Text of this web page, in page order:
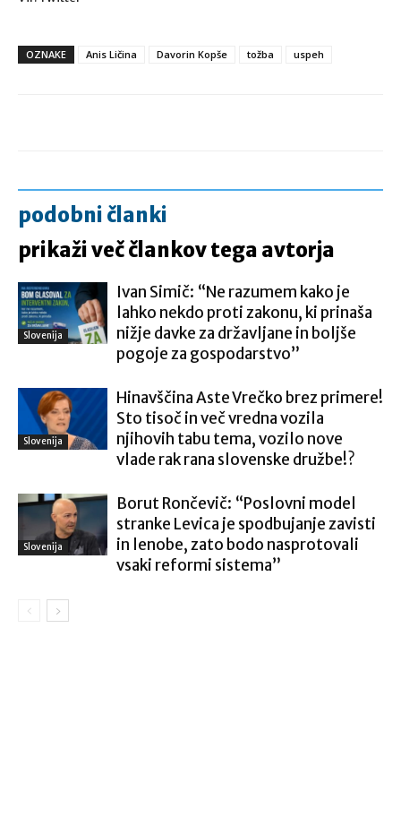
OZNAKE Anis Ličina Davorin Kopše tožba uspeh
podobni članki
prikaži več člankov tega avtorja
Slovenija
Ivan Simič: “Ne razumem kako je
lahko nekdo proti zakonu, ki prinaša
nižje davke za državljane in boljše
pogoje za gospodarstvo”
Slovenija
Hinavščina Aste Vrečko brez primere!
Sto tisoč in več vredna vozila
njihovih tabu tema, vozilo nove
vlade rak rana slovenske družbe!?
Slovenija
Borut Rončevič: “Poslovni model
stranke Levica je spodbujanje zavisti
in lenobe, zato bodo nasprotovali
vsaki reformi sistema”